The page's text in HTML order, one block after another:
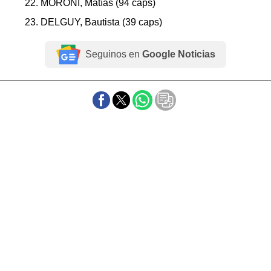
22. MORONI, Matías (94 caps)
23. DELGUY, Bautista (39 caps)
Seguinos en Google Noticias